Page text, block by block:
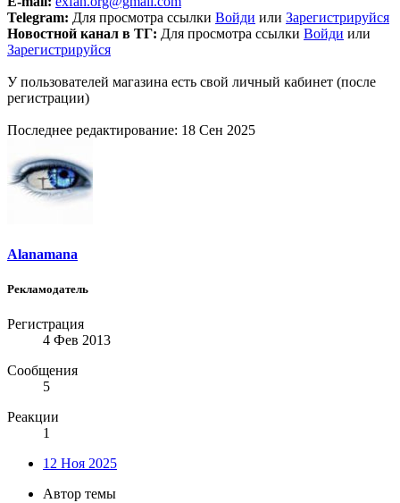
Telegram: Для просмотра ссылки Войди или Зарегистрируйся
Новостной канал в ТГ: Для просмотра ссылки Войди или
Зарегистрируйся
У пользователей магазина есть свой личный кабинет (после
регистрации)
Последнее редактирование: 18 Сен 2025
Alanamana
Рекламодатель
Регистрация
4 Фев 2013
Сообщения
5
Реакции
1
12 Ноя 2025
Автор темы